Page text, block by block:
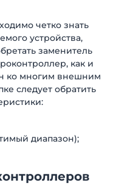
четко знать
устройства,
заменитель
как и
ко многим внешним
следует обратить
диапазон);